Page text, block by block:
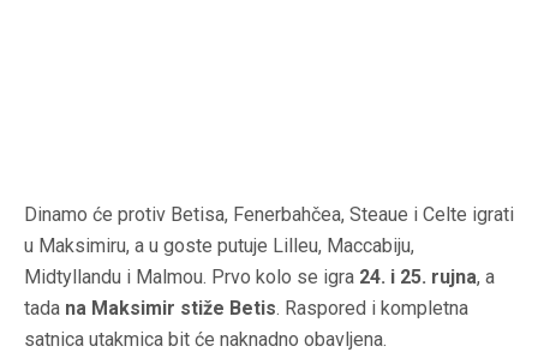
Dinamo će protiv Betisa, Fenerbahčea, Steaue i Celte igrati
u Maksimiru, a u goste putuje Lilleu, Maccabiju,
Midtyllandu i Malmou. Prvo kolo se igra 24. i 25. rujna, a
tada na Maksimir stiže Betis. Raspored i kompletna
satnica utakmica bit će naknadno obavljena.